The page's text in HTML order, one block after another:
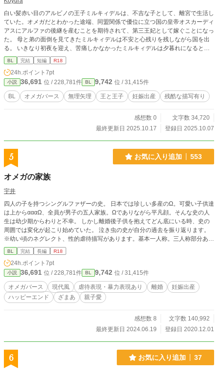
白い髪赤い目のアルビノの王子ミルキィデルは、不吉な子として、離宮で生活し
ていた。オメガだとわかった途端、同盟関係で優位に立つ国の皇帝オスカーディ
アスにアルファの後継を産むことを期待されて、第三王妃として嫁ぐことになっ
た。 母と弟の面倒を見てきたミルキィデルは不安と心残りを残しながら国を出
る。 いきなり初夜を迎え、苦痛しかなかったミルキィデルは夕暮れになるとオ
スカーディアスの訪れが嫌で憂鬱になる。 その矢先にヒートになり、抱かれた
結果、妊娠する。 自分の環境の変化についていけないミルキィデルの前に第二
王妃の息子で唯一のアルファ、レイオーディスが現れる。 小説家になろうに掲
載。全9話。番外編追加しました
BL 完結 短編 R18
24h.ポイント 7pt
小説 36,691 位 / 228,781件 BL 9,742 位 / 31,415件
BL オメガバース 無理矢理 王と王子 妊娠出産 残酷な描写有り
感想数 0
文字数 34,720
最終更新日 2025.10.17
登録日 2025.10.07
5 お気に入り追加 553
オメガの家族
宇井
四人の子を持つシングルファザーの史。 日本では珍しい多産のΩ。可愛い子供達
は上からαααΩ、全員が男子の五人家族。Ωでありながら平凡顔。そんな史の人
生は幼少期からわりと不幸。 しかし離婚後子供を抱えてどん底にいる時、史の
周囲では変化が起こり始めていた。 泣き虫の史が自分の過去を振り返ります。
※幼い頃のネグレクト、性的虐待描写があります。基本一人称。三人称部分あり
ます。番外編は時系列がばらばらです。
BL 完結 長編 R18
24h.ポイント 7pt
小説 36,691 位 / 228,781件 BL 9,742 位 / 31,415件
オメガバース 現代風 虐待表現・暴力表現あり 離婚
妊娠出産
ハッピーエンド
ざまあ 親子愛
感想数 8
文字数 140,992
最終更新日 2024.06.19
登録日 2020.12.01
6 お気に入り追加 37